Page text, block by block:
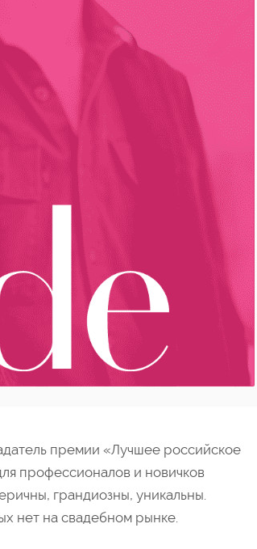
премии «Лучшее российское
профессионалов и новичков
грандиозны, уникальны.
нет на свадебном рынке.